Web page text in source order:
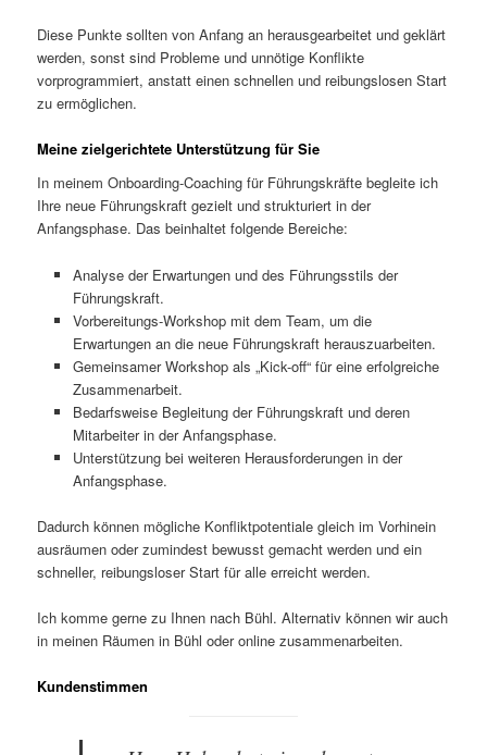
Diese Punkte sollten von Anfang an herausgearbeitet und geklärt
werden, sonst sind Probleme und unnötige Konflikte
vorprogrammiert, anstatt einen schnellen und reibungslosen Start
zu ermöglichen.
Meine zielgerichtete Unterstützung für Sie
In meinem Onboarding-Coaching für Führungskräfte begleite ich
Ihre neue Führungskraft gezielt und strukturiert in der
Anfangsphase. Das beinhaltet folgende Bereiche:
Analyse der Erwartungen und des Führungsstils der
Führungskraft.
Vorbereitungs-Workshop mit dem Team, um die
Erwartungen an die neue Führungskraft herauszuarbeiten.
Gemeinsamer Workshop als „Kick-off“ für eine erfolgreiche
Zusammenarbeit.
Bedarfsweise Begleitung der Führungskraft und deren
Mitarbeiter in der Anfangsphase.
Unterstützung bei weiteren Herausforderungen in der
Anfangsphase.
Dadurch können mögliche Konfliktpotentiale gleich im Vorhinein
ausräumen oder zumindest bewusst gemacht werden und ein
schneller, reibungsloser Start für alle erreicht werden.
Ich komme gerne zu Ihnen nach Bühl. Alternativ können wir auch
in meinen Räumen in Bühl oder online zusammenarbeiten.
Kundenstimmen